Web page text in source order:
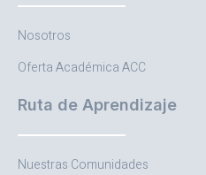
Nosotros
Oferta Académica ACC
Ruta de Aprendizaje
Nuestras Comunidades